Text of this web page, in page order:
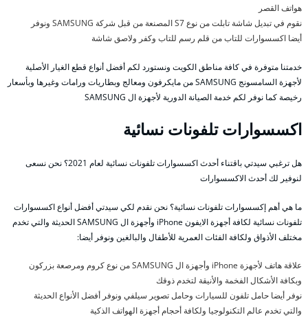
هواتف القصر
نقوم في تبديل شاشة تابلت من نوع S7 المصنعة من قبل شركة SAMSUNG ونوفر
أيضا اكسسوارات للتاب من قلم رسم للتاب وكفر ولاصق شاشة
خدمتنا متوفرة في كافة مناطق الكويت ونستورد لكم أفضل أنواع قطع الغيار الأصلية
لأجهزة السامسونج SAMSUNG من مايكرفون ومعالج وبطاريات ورامات وغيرها وبأسعار
رخيصة كما نوفر لكم خدمة الصيانة الدورية لأجهزة ال SAMSUNG
اكسسوارات تلفونات نسائية
هل ترغبي سيدتي باقتناء أحدث اكسسوارات تلفونات نسائية لعام 2021؟ نحن نسعى
لنوفير لك أحدث الاكسسوارات
ما هي أهم إكسسوارات تلفونات نسائية؟ نحن نقدم لكي سيدتي أفضل أنواع اكسسوارات
تلفونات نسائية لكافة أجهزة الايفون iPhone وأجهزة ال SAMSUNG الحديثة والتي تخدم
مختلف الأذواق ولكافة الفئات العمرية للأطفال والبالغين ونوفر أيضا:
علاقة هاتف لأجهزة iPhone وأجهزة ال SAMSUNG من نوع كروم ومرصعة بزركون
وبكافة الأشكال الفخمة والأنيقة لتخدم ذوقك
نوفر أيضا حامل تلفون للسيارات وحامل تصوير سيلفي ونوفر أفضل الأنواع الحديثة
والتي تخدم عالم التكنولوجيا ولكافة أحجام أجهزة الهواتف الذكية